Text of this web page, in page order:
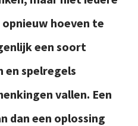
hoeven te
een soort
en spelregels
vallen. Een
dan een oplossing